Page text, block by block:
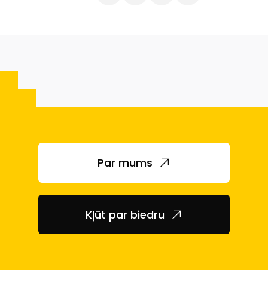
Par mums
Kļūt par biedru